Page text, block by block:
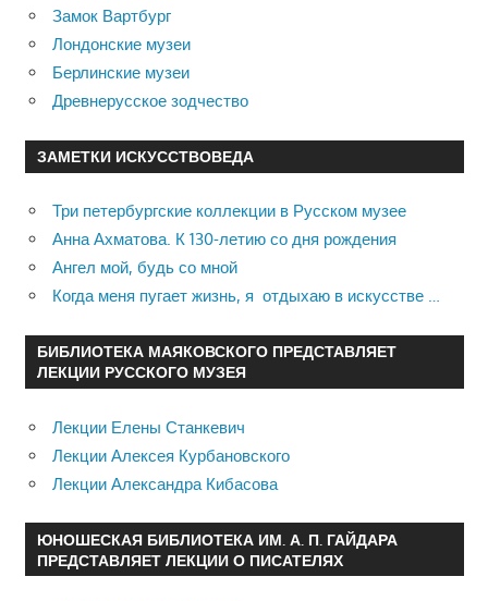
Замок Вартбург
Лондонские музеи
Берлинские музеи
Древнерусское зодчество
ЗАМЕТКИ ИСКУССТВОВЕДА
Три петербургские коллекции в Русском музее
Анна Ахматова. К 130-летию со дня рождения
Ангел мой, будь со мной
Когда меня пугает жизнь, я отдыхаю в искусстве …
БИБЛИОТЕКА МАЯКОВСКОГО ПРЕДСТАВЛЯЕТ
ЛЕКЦИИ РУССКОГО МУЗЕЯ
Лекции Елены Станкевич
Лекции Алексея Курбановского
Лекции Александра Кибасова
ЮНОШЕСКАЯ БИБЛИОТЕКА ИМ. А. П. ГАЙДАРА
ПРЕДСТАВЛЯЕТ ЛЕКЦИИ О ПИСАТЕЛЯХ